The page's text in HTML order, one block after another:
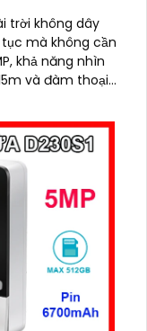
camera PTZ
trời không dây
mà không cần
và đàm thoại